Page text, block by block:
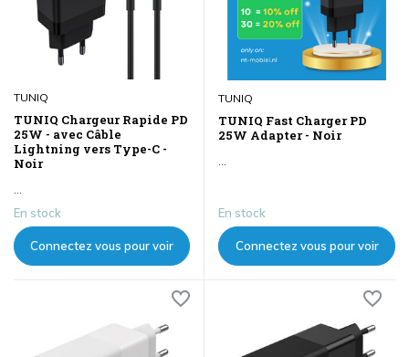
TUNIQ
TUNIQ Chargeur Rapide PD
25W - avec Câble
Lightning vers Type-C -
Noir
...
En stock
Connectez vous pour voir
TUNIQ
TUNIQ Fast Charger PD
25W Adapter - Noir
...
En stock
Connectez vous pour voir